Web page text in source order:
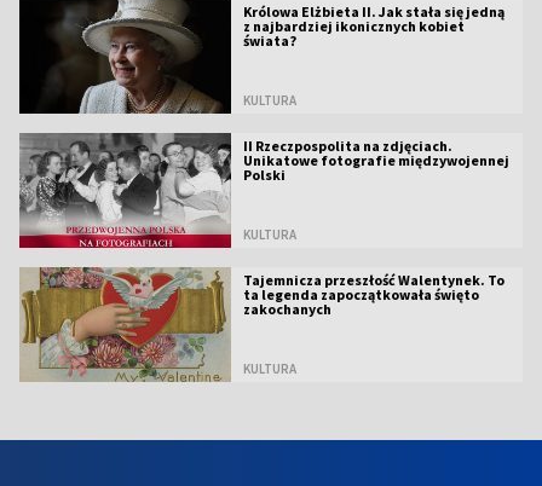
Królowa Elżbieta II. Jak stała się jedną
z najbardziej ikonicznych kobiet
świata?
KULTURA
II Rzeczpospolita na zdjęciach.
Unikatowe fotografie międzywojennej
Polski
KULTURA
Tajemnicza przeszłość Walentynek. To
ta legenda zapoczątkowała święto
zakochanych
KULTURA